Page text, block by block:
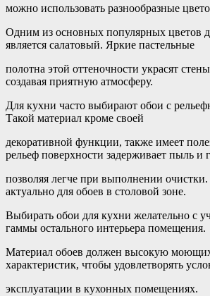
можно использовать разнообразные
Одним из основных популярных цветов
является салатовый. Яркие пастельные
полотна этой оттеночности украсят
создавая приятную атмосферу.
Для кухни часто выбирают обои с
Такой материал кроме своей
декоративной функции, также имеет
рельеф поверхности задерживает пыль и
позволяя легче при выполнении
актуально для обоев в столовой зоне.
Выбирать обои для кухни желательно с
гаммы остального интерьера помещения.
Материал обоев должен высокую
характеристик, чтобы удовлетворять
эксплуатации в кухонных помещениях.